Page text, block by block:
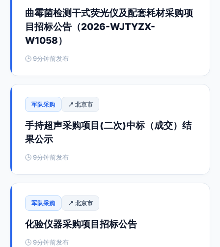
曲霉菌检测干式荧光仪及配套耗材采购项
目招标公告（2026-WJTYZX-
W1058）
🕒 9分钟前发布
军队采购 📍 北京市
手持超声采购项目(二次)中标（成交）结
果公示
🕒 9分钟前发布
军队采购 📍 北京市
化验仪器采购项目招标公告
🕒 9分钟前发布